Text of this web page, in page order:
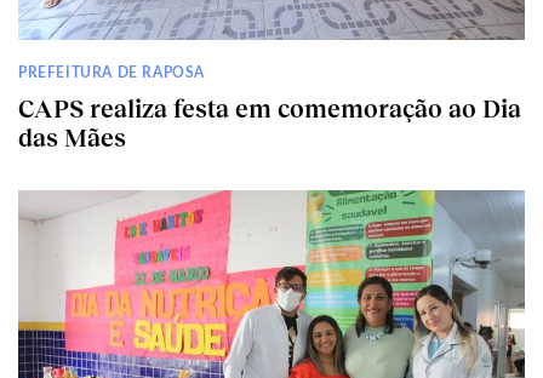
PREFEITURA DE RAPOSA
CAPS realiza festa em comemoração ao Dia
das Mães